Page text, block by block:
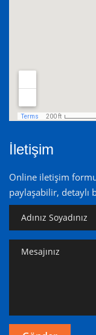
İletişim
Online iletişim
paylaşabilir, detaylı